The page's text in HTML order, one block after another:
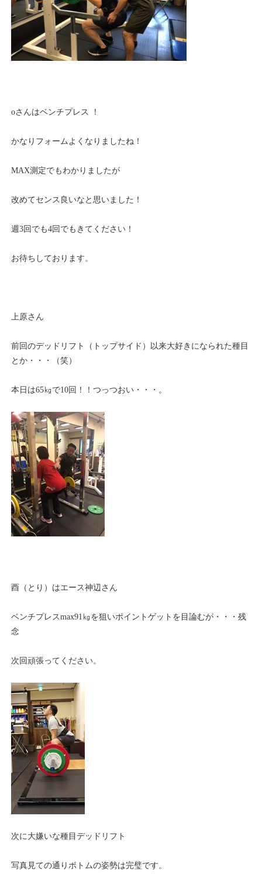
oさんはベンチプレス ！
かなりフォームよくなりましたね！
MAX測定でもわかりましたが
改めてセンス良いなと思いました！
週3回でも4回でもきてください！
お待ちしております。
上原さん
前回のデッドリフト（トップサイド）以来大好きになられた種目
とか・・・（笑）
本日は65㎏で10回！！つっつおい・・・。
酉（とり）はエース神辺さん
ベンチプレスmax91㎏を狙いポイントゲットを目論むが・・・残
念
次回頑張ってください。
次に大嫌いな種目デッドリフト
写真見ての通りボトムの姿勢は完璧です。